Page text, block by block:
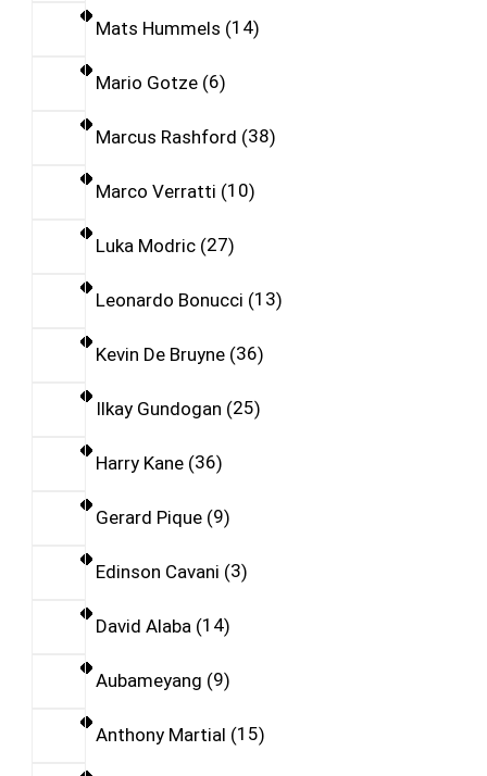
Mats Hummels 14
Mario Gotze 6
Marcus Rashford 38
Marco Verratti 10
Luka Modric 27
Leonardo Bonucci 13
Kevin De Bruyne 36
Ilkay Gundogan 25
Harry Kane 36
Gerard Pique 9
Edinson Cavani 3
David Alaba 14
Aubameyang 9
Anthony Martial 15